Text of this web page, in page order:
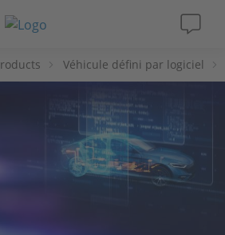
Véhicule défini par logiciel